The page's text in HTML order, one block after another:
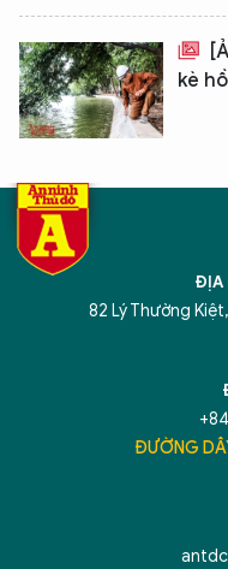
kè
ĐỊA
82 Lý Thường
ĐƯỜNG